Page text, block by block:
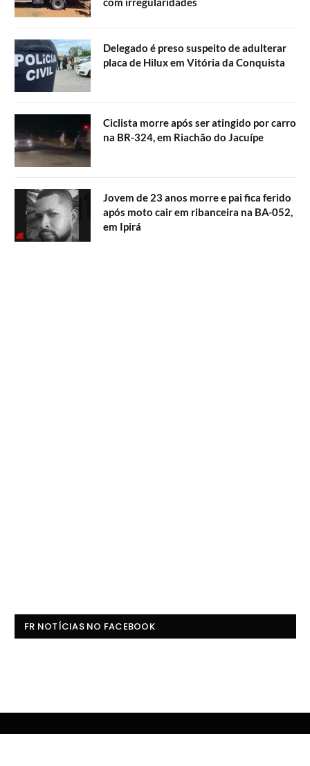
Delegado é preso suspeito de adulterar
placa de Hilux em Vitória da Conquista
Ciclista morre após ser atingido por carro
na BR-324, em Riachão do Jacuípe
Jovem de 23 anos morre e pai fica ferido
após moto cair em ribanceira na BA-052,
em Ipirá
FR NOTÍCIAS NO FACEBOOK